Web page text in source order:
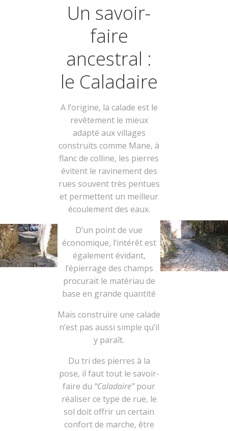
Un savoir-
faire
ancestral :
le Caladaire
A l’origine, la calade est le
revêtement le mieux
adapté aux villages
construits comme Mane, à
flanc de colline, les pierres
évitent le ravinement des
rues souvent très pentues
et permettent un meilleur
écoulement des eaux.
D’un point de vue
économique, l’intérêt est
également évidant,
l’épierrage des champs
procurait le matériau de
base en grande quantité
Mais construire une calade
n’est pas aussi simple qu’il
y paraît.
Du tri des pierres à la
pose, il faut tout le savoir-
faire du “Caladaire”pour
réaliser ce type de rue, le
sol doit offrir un certain
confort de marche, être